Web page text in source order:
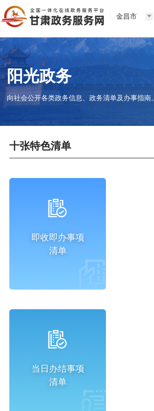
金昌市
阳光政务
向社会公开各类政务信息、政务清单及办事指南。
十张特色清单
即收即办事项
清单
当日办结事项
清单